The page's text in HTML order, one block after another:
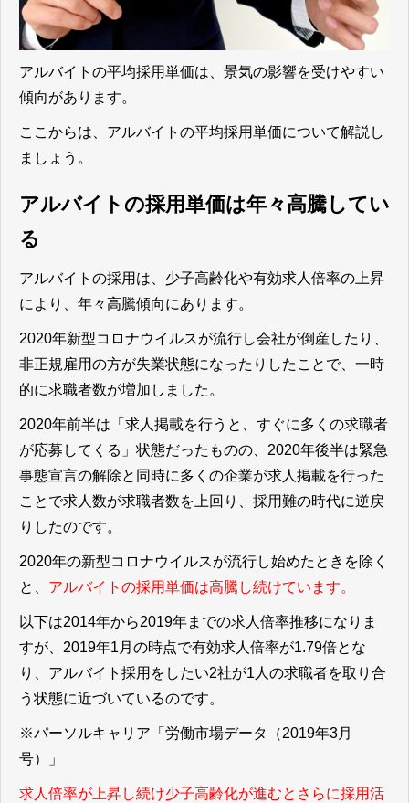
アルバイトの平均採用単価は、景気の影響を受けやすい
傾向があります。
ここからは、アルバイトの平均採用単価について解説し
ましょう。
アルバイトの採用単価は年々高騰してい
る
アルバイトの採用は、少子高齢化や有効求人倍率の上昇
により、年々高騰傾向にあります。
2020年新型コロナウイルスが流行し会社が倒産したり、
非正規雇用の方が失業状態になったりしたことで、一時
的に求職者数が増加しました。
2020年前半は「求人掲載を行うと、すぐに多くの求職者
が応募してくる」状態だったものの、2020年後半は緊急
事態宣言の解除と同時に多くの企業が求人掲載を行った
ことで求人数が求職者数を上回り、採用難の時代に逆戻
りしたのです。
2020年の新型コロナウイルスが流行し始めたときを除く
と、 アルバイトの採用単価は高騰し続けています。
以下は2014年から2019年までの求人倍率推移になりま
すが、2019年1月の時点で有効求人倍率が1.79倍とな
り、アルバイト採用をしたい2社が1人の求職者を取り合
う状態に近づいているのです。
※パーソルキャリア「労働市場データ（2019年3月
号）」
求人倍率が上昇し続け少子高齢化が進むとさらに採用活